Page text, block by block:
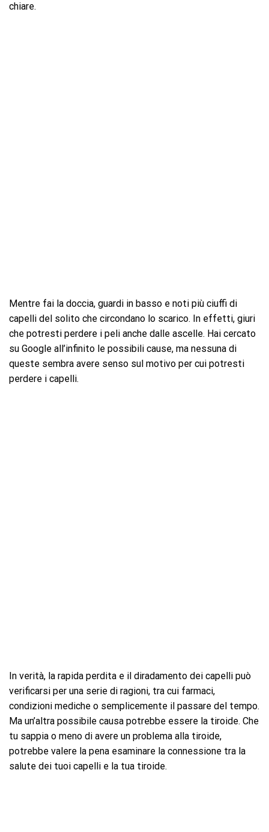
chiare.
Mentre fai la doccia, guardi in basso e noti più ciuffi di
capelli del solito che circondano lo scarico. In effetti, giuri
che potresti perdere i peli anche dalle ascelle. Hai cercato
su Google all’infinito le possibili cause, ma nessuna di
queste sembra avere senso sul motivo per cui potresti
perdere i capelli.
In verità, la rapida perdita e il diradamento dei capelli può
verificarsi per una serie di ragioni, tra cui farmaci,
condizioni mediche o semplicemente il passare del tempo.
Ma un’altra possibile causa potrebbe essere la tiroide. Che
tu sappia o meno di avere un problema alla tiroide,
potrebbe valere la pena esaminare la connessione tra la
salute dei tuoi capelli e la tua tiroide.